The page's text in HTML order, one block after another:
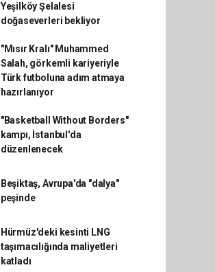
Yeşilköy Şelalesi
doğaseverleri bekliyor
"Mısır Kralı" Muhammed
Salah, görkemli kariyeriyle
Türk futboluna adım atmaya
hazırlanıyor
"Basketball Without Borders"
kampı, İstanbul'da
düzenlenecek
Beşiktaş, Avrupa'da "dalya"
peşinde
Hürmüz'deki kesinti LNG
taşımacılığında maliyetleri
katladı